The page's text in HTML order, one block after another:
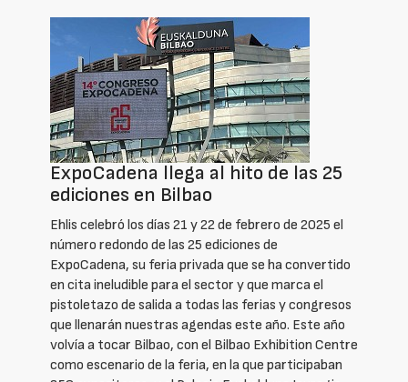
ExpoCadena llega al hito de las 25
ediciones en Bilbao
Ehlis celebró los días 21 y 22 de febrero de 2025 el
número redondo de las 25 ediciones de
ExpoCadena, su feria privada que se ha convertido
en cita ineludible para el sector y que marca el
pistoletazo de salida a todas las ferias y congresos
que llenarán nuestras agendas este año. Este año
volvía a tocar Bilbao, con el Bilbao Exhibition Centre
como escenario de la feria, en la que participaban